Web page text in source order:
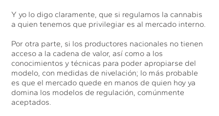
Y yo lo digo claramente, que si regulamos la cannabis
a quien tenemos que privilegiar es al mercado interno.
Por otra parte, si los productores nacionales no tienen
acceso a la cadena de valor, así como a los
conocimientos y técnicas para poder apropiarse del
modelo, con medidas de nivelación; lo más probable
es que el mercado quede en manos de quien hoy ya
domina los modelos de regulación, comúnmente
aceptados.